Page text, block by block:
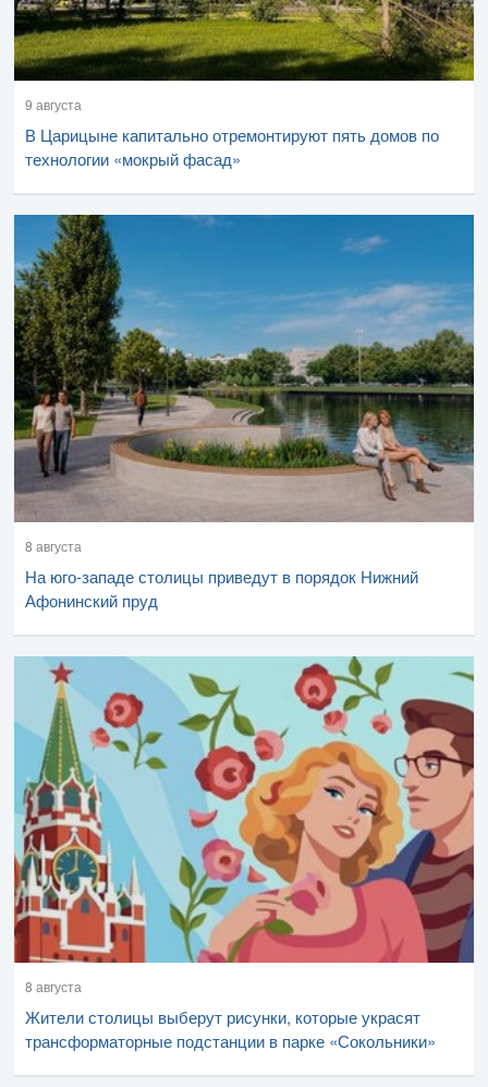
9 августа
В Царицыне капитально отремонтируют пять домов по
технологии «мокрый фасад»
8 августа
На юго-западе столицы приведут в порядок Нижний
Афонинский пруд
8 августа
Жители столицы выберут рисунки, которые украсят
трансформаторные подстанции в парке «Сокольники»